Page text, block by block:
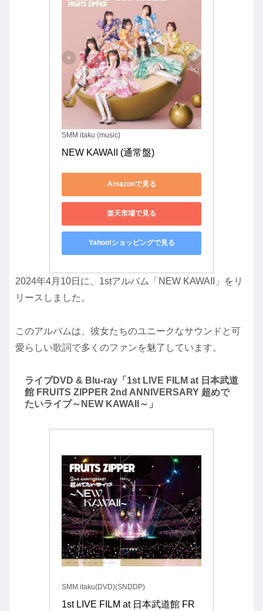
SMM itaku (music)
NEW KAWAII (通常盤)
Amazonで見る
楽天市場で見る
Yahoo!ショッピングで見る
2024年4月10日に、1stアルバム「NEW KAWAII」をリ
リースしました。
このアルバムは、彼女たちのユニークなサウンドと可
愛らしい歌詞で多くのファンを魅了しています。
ライブDVD & Blu-ray「1st LIVE FILM at 日本武道
館 FRUITS ZIPPER 2nd ANNIVERSARY 超めで
たいライブ～NEW KAWAII～」
SMM itaku(DVD)(SNDDP)
1st LIVE FILM at 日本武道館 FR